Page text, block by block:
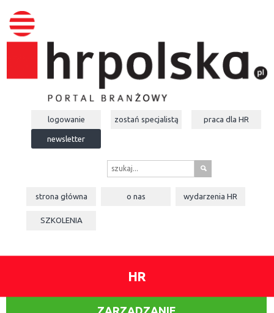
logowanie zostań specjalistą praca dla HR
newsletter
s
strona główna o nas wydarzeniaHR
SZKOLENIA
HR